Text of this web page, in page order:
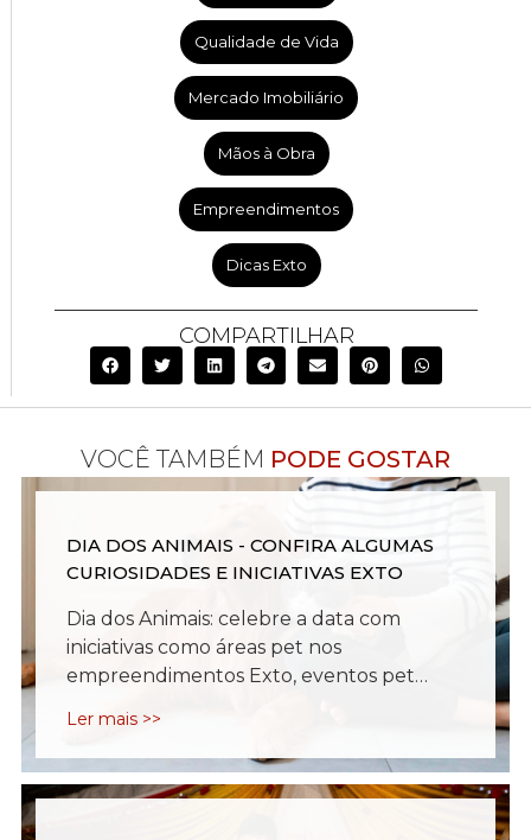
Qualidade de Vida
Mercado Imobiliário
Mãos à Obra
Empreendimentos
Dicas Exto
COMPARTILHAR
DIA DOS ANIMAIS - CONFIRA ALGUMAS
CURIOSIDADES E INICIATIVAS EXTO
Dia dos Animais: celebre a data com
iniciativas como áreas pet nos
empreendimentos Exto, eventos pet…
Ler mais >>
VOCÊ TAMBÉM PODE GOSTAR